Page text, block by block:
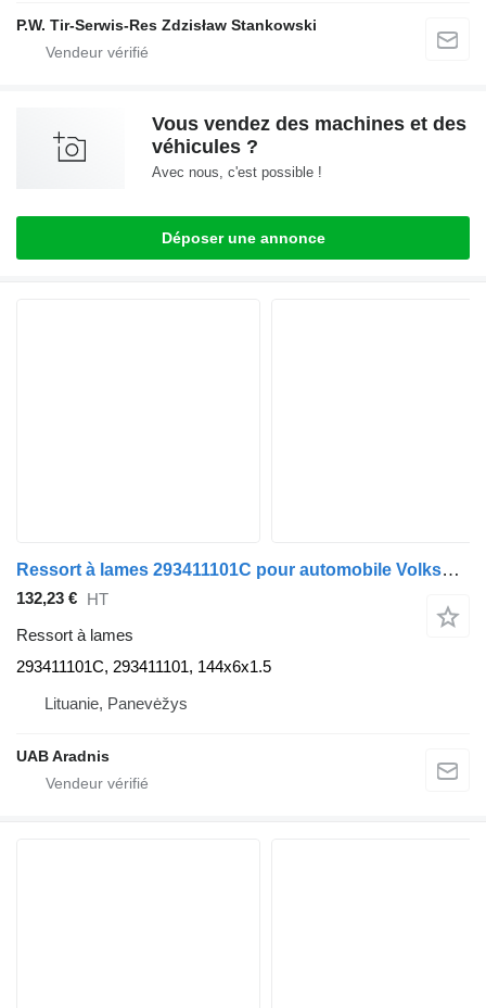
P.W. Tir-Serwis-Res Zdzisław Stankowski
Vous vendez des machines et des
véhicules ?
Avec nous, c'est possible !
Déposer une annonce
Ressort à lames 293411101C pour automobile Volkswagen LT 40-55 I Furgon (291-512)
132,23 € HT
Ressort à lames
293411101C, 293411101, 144x6x1.5
Lituanie, Panevėžys
UAB Aradnis